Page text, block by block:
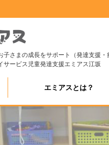
子さまの成長をサポート（発達支援・
サービス児童発達支援エミアス江坂
エミアスとは？